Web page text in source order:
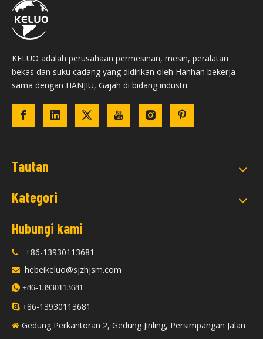
KELUO adalah perusahaan permesinan, mesin, peralatan
bekas dan suku cadang yang didirikan oleh Hanhan bekerja
sama dengan HANJIU, Gajah di bidang industri.
Tautan
Kategori
Hubungi kami
 +86-13930113681
 hebeikeluo@sjzhjsm.com
 +86-13930113681
 +86-13930113681
 Gedung Perkantoran 2, Gedung Jinling, Persimpangan Jalan